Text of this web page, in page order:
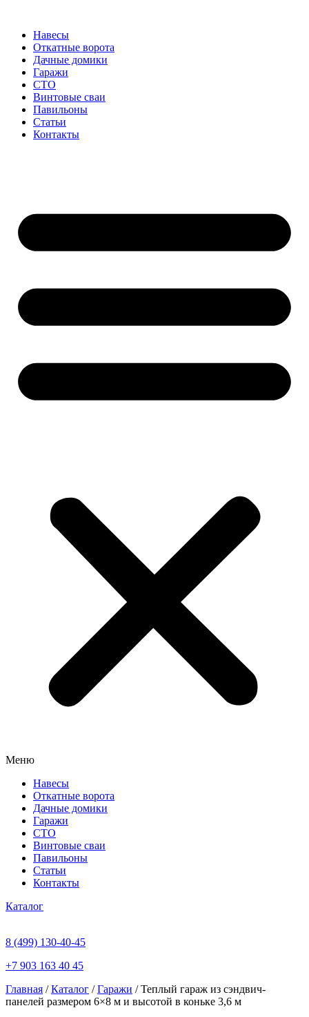
содержимому
Навесы
Откатные ворота
Дачные домики
Гаражи
СТО
Винтовые сваи
Павильоны
Статьи
Контакты
Меню
Навесы
Откатные ворота
Дачные домики
Гаражи
СТО
Винтовые сваи
Павильоны
Статьи
Контакты
Каталог
8 (499) 130-40-45
+7 903 163 40 45
Главная /Каталог /Гаражи / Теплый гараж из сэндвич-
панелей размером 6×8 м и высотой в коньке 3,6 м